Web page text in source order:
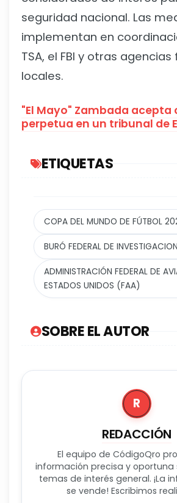
seguridad nacional. Las
implementan en
TSA, el FBI y otras
locales.
"El Mayo" Zambada acepta
perpetua en un tribunal de
ETIQUETAS
COPA DEL MUNDO DE FÚTBOL
BURÓ FEDERAL DE
ADMINISTRACIÓN FEDERAL DE
ESTADOS UNIDOS (FAA)
SOBRE EL AUTOR
R
REDACCIÓN
El equipo de CódigoQro
información precisa y oportuna
temas de interés general. ¡La
se vende! Escribimos